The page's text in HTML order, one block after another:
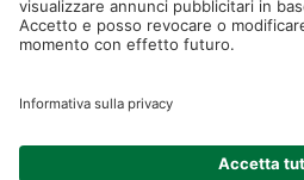
Trasparenza